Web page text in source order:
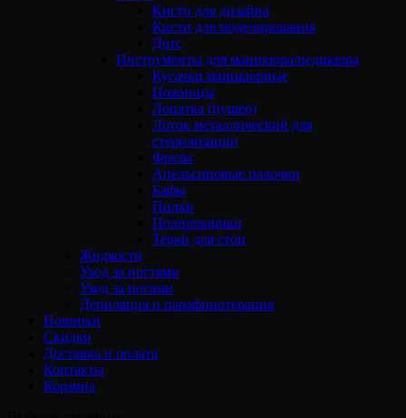
Кисти для дизайна
Кисти для моделирования
Дотс
Инструменты для маникюра/педикюра
Кусачки маникюрные
Ножницы
Лопатка (пушер)
Лоток металлический для
стерилизации
Фрезы
Апельсиновые палочки
Бафы
Пилки
Полировщики
Терки для стоп
Жидкости
Уход за ногтями
Уход за ногами
Депиляция и парафинотерапия
Новинки
Скидки
Доставка и оплата
Контакты
Корзина